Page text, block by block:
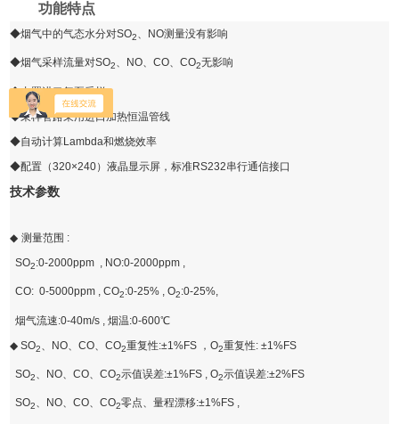
功能特点
◆烟气中的气态水分对SO2、 NO测量没有影响
◆烟气采样流量对SO2、 NO、CO、CO2无影响
◆内置进口气泵采样
◆采样管路采用进口加热恒温管线
◆自动计算Lambda和燃烧效率
◆配置（320×240）液晶显示屏，标准RS232串行通信接口
技术参数
◆ 测量范围 :
SO2:0-2000ppm , NO:0-2000ppm ,
CO: 0-5000ppm , CO2:0-25% , O2:0-25%,
烟气流速:0-40m/s ,烟温:0-600℃
◆ SO2 NO 、CO 、CO2重复性:±1%FS ，O2重复性: ±1%FS
SO2、 NO、CO、CO2示值误差:±1%FS , O2示值误差:±2%FS
SO2、 NO、CO、CO2零点、量程漂移:±1%FS ,